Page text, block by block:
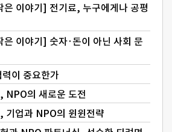
은 이야기] 전기료, 누구에게나 공평
은 이야기] 숫자·돈이 아닌 사회 문
이 중요한가
NPO의 새로운 도전
기업과 NPO의 윈윈전략